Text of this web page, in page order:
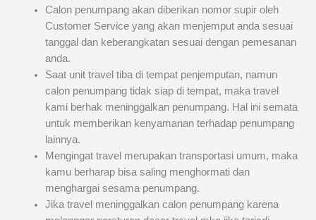
Calon penumpang akan diberikan nomor supir oleh
Customer Service yang akan menjemput anda sesuai
tanggal dan keberangkatan sesuai dengan pemesanan
anda.
Saat unit travel tiba di tempat penjemputan, namun
calon penumpang tidak siap di tempat, maka travel
kami berhak meninggalkan penumpang. Hal ini semata
untuk memberikan kenyamanan terhadap penumpang
lainnya.
Mengingat travel merupakan transportasi umum, maka
kamu berharap bisa saling menghormati dan
menghargai sesama penumpang.
Jika travel meninggalkan calon penumpang karena